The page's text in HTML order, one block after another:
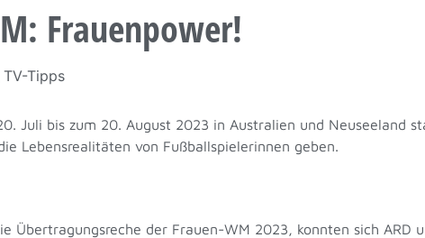
Frauenpower!
TV-Tipps
Juli bis zum 20. August 2023 in Australien und Neuseeland
Lebensrealitäten von Fußballspielerinnen geben.
Übertragungsreche der Frauen-WM 2023, konnten sich ARD